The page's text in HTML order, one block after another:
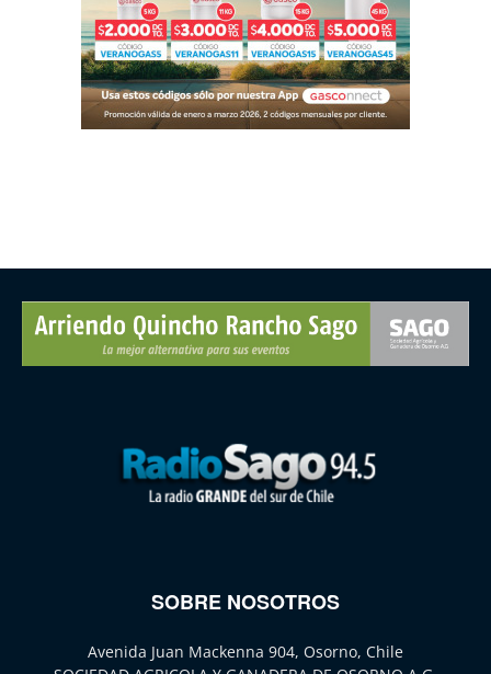
SOBRE NOSOTROS
Avenida Juan Mackenna 904, Osorno, Chile